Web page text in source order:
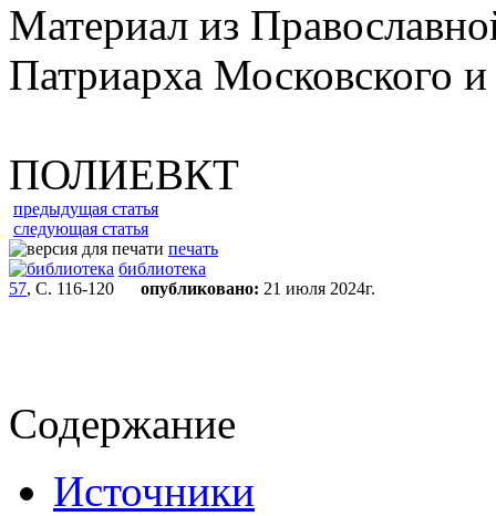
Материал из
Патриарха Московского
ПОЛИЕВКТ
предыдущая статья
следующая статья
печать
библиотека
57, С. 116-120 опубликовано: 21 июля 2024г.
Содержание
Источники